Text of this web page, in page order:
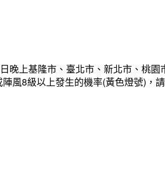
晚上基隆市、臺北市、新北市、桃
風8級以上發生的機率(黃色燈號)，